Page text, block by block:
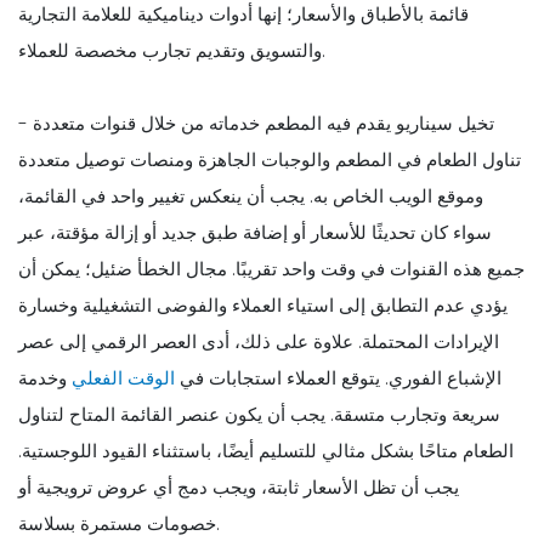
قائمة بالأطباق والأسعار؛ إنها أدوات ديناميكية للعلامة التجارية
والتسويق وتقديم تجارب مخصصة للعملاء.
تخيل سيناريو يقدم فيه المطعم خدماته من خلال قنوات متعددة -
تناول الطعام في المطعم والوجبات الجاهزة ومنصات توصيل متعددة
وموقع الويب الخاص به. يجب أن ينعكس تغيير واحد في القائمة،
سواء كان تحديثًا للأسعار أو إضافة طبق جديد أو إزالة مؤقتة، عبر
جميع هذه القنوات في وقت واحد تقريبًا. مجال الخطأ ضئيل؛ يمكن أن
يؤدي عدم التطابق إلى استياء العملاء والفوضى التشغيلية وخسارة
الإيرادات المحتملة. علاوة على ذلك، أدى العصر الرقمي إلى عصر
الإشباع الفوري. يتوقع العملاء استجابات في الوقت الفعلي وخدمة
سريعة وتجارب متسقة. يجب أن يكون عنصر القائمة المتاح لتناول
الطعام متاحًا بشكل مثالي للتسليم أيضًا، باستثناء القيود اللوجستية.
يجب أن تظل الأسعار ثابتة، ويجب دمج أي عروض ترويجية أو
خصومات مستمرة بسلاسة.